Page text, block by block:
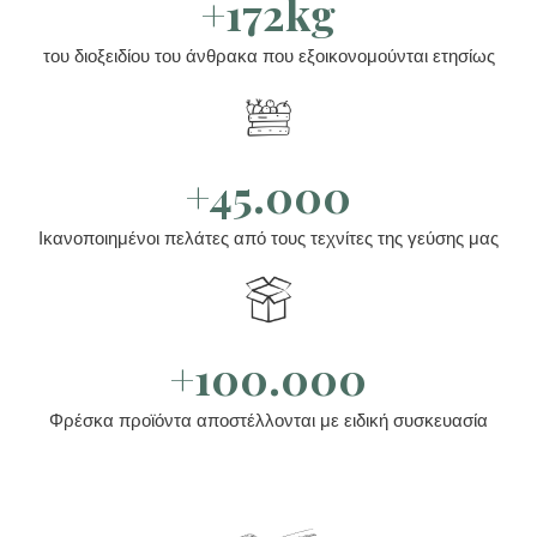
+172kg
του διοξειδίου του άνθρακα που εξοικονομούνται ετησίως
+45.000
Ικανοποιημένοι πελάτες από τους τεχνίτες της γεύσης μας
+100.000
Φρέσκα προϊόντα αποστέλλονται με ειδική συσκευασία